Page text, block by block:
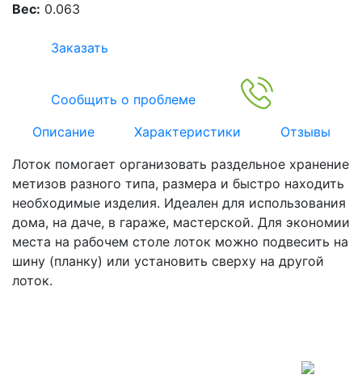
Вес: 0.063
Заказать
Сообщить о проблеме
Описание
Характеристики
Отзывы
Лоток помогает организовать раздельное хранение
метизов разного типа, размера и быстро находить
необходимые изделия. Идеален для использования
дома, на даче, в гараже, мастерской. Для экономии
места на рабочем столе лоток можно подвесить на
шину (планку) или установить сверху на другой
лоток.